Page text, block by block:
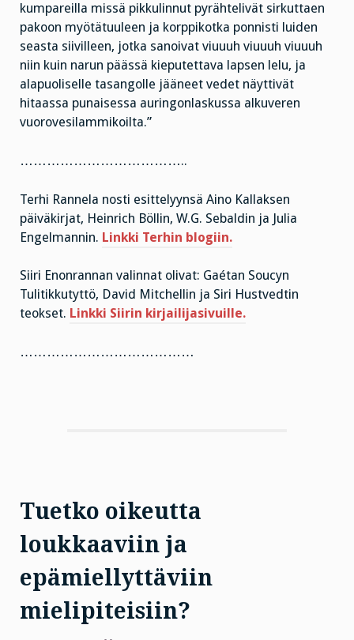
kumpareilla missä pikkulinnut pyrähtelivät sirkuttaen
pakoon myötätuuleen ja korppikotka ponnisti luiden
seasta siivilleen, jotka sanoivat viuuuh viuuuh viuuuh
niin kuin narun päässä kieputettava lapsen lelu, ja
alapuoliselle tasangolle jääneet vedet näyttivät
hitaassa punaisessa auringonlaskussa alkuveren
vuorovesilammikoilta.”
………………………………..
Terhi Rannela nosti esittelyynsä Aino Kallaksen
päiväkirjat, Heinrich Böllin, W.G. Sebaldin ja Julia
Engelmannin. Linkki Terhin blogiin.
Siiri Enonrannan valinnat olivat: Gaétan Soucyn
Tulitikkutyttö, David Mitchellin ja Siri Hustvedtin
teokset. Linkki Siirin kirjailijasivuille.
…………………………………
Tuetko oikeutta
loukkaaviin ja
epämiellyttäviin
mielipiteisiin?